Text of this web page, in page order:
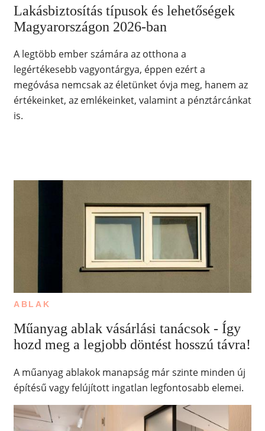
Lakásbiztosítás típusok és lehetőségek
Magyarországon 2026-ban
A legtöbb ember számára az otthona a
legértékesebb vagyontárgya, éppen ezért a
megóvása nemcsak az életünket óvja meg, hanem az
értékeinket, az emlékeinket, valamint a pénztárcánkat
is.
ABLAK
Műanyag ablak vásárlási tanácsok - Így
hozd meg a legjobb döntést hosszú távra!
A műanyag ablakok manapság már szinte minden új
építésű vagy felújított ingatlan legfontosabb elemei.